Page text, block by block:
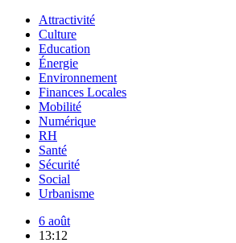
Attractivité
Culture
Education
Énergie
Environnement
Finances Locales
Mobilité
Numérique
RH
Santé
Sécurité
Social
Urbanisme
6 août
13:12